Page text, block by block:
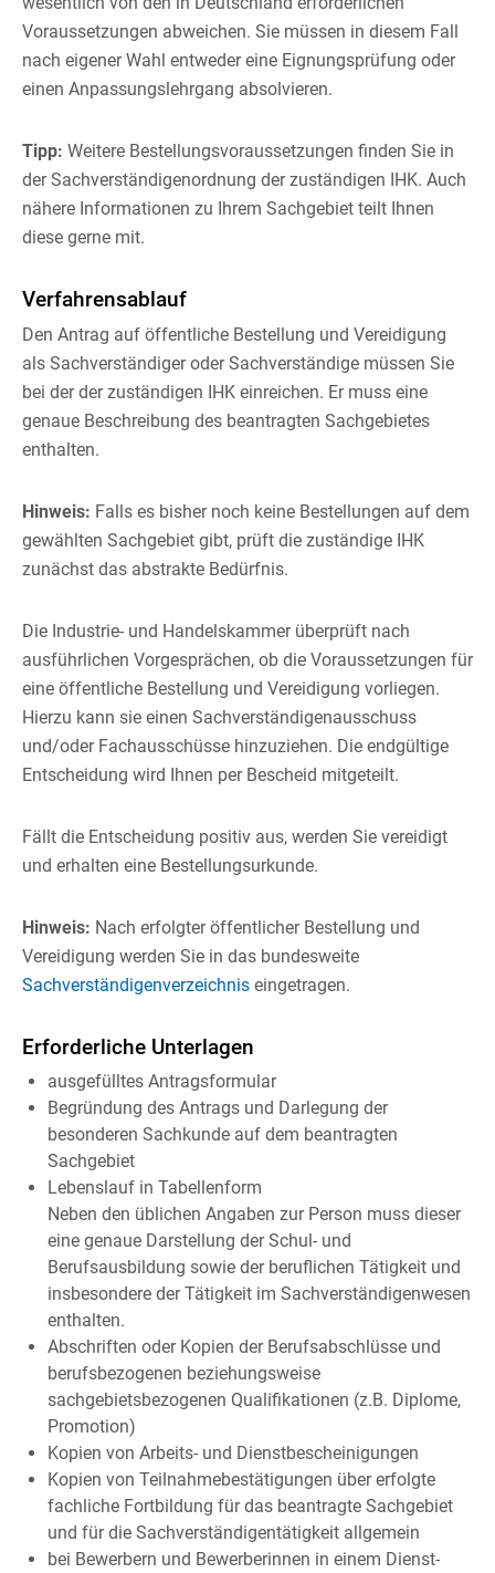
Voraussetzungen abweichen. Sie müssen in diesem Fall
nach eigener Wahl entweder eine Eignungsprüfung oder
einen Anpassungslehrgang absolvieren.
Tipp: Weitere Bestellungsvoraussetzungen finden Sie in
der Sachverständigenordnung der zuständigen IHK. Auch
nähere Informationen zu Ihrem Sachgebiet teilt Ihnen
diese gerne mit.
Verfahrensablauf
Den Antrag auf öffentliche Bestellung und Vereidigung
als Sachverständiger oder Sachverständige müssen Sie
bei der der zuständigen IHK einreichen. Er muss eine
genaue Beschreibung des beantragten Sachgebietes
enthalten.
Hinweis: Falls es bisher noch keine Bestellungen auf dem
gewählten Sachgebiet gibt, prüft die zuständige IHK
zunächst das abstrakte Bedürfnis.
Die Industrie- und Handelskammer überprüft nach
ausführlichen Vorgesprächen, ob die Voraussetzungen für
eine öffentliche Bestellung und Vereidigung vorliegen.
Hierzu kann sie einen Sachverständigenausschuss
und/oder Fachausschüsse hinzuziehen. Die endgültige
Entscheidung wird Ihnen per Bescheid mitgeteilt.
Fällt die Entscheidung positiv aus, werden Sie vereidigt
und erhalten eine Bestellungsurkunde.
Hinweis: Nach erfolgter öffentlicher Bestellung und
Vereidigung werden Sie in das bundesweite
Sachverständigenverzeichnis eingetragen.
Erforderliche Unterlagen
ausgefülltes Antragsformular
Begründung des Antrags und Darlegung der
besonderen Sachkunde auf dem beantragten
Sachgebiet
Lebenslauf in Tabellenform
Neben den üblichen Angaben zur Person muss dieser
eine genaue Darstellung der Schul- und
Berufsausbildung sowie der beruflichen Tätigkeit und
insbesondere der Tätigkeit im Sachverständigenwesen
enthalten.
Abschriften oder Kopien der Berufsabschlüsse und
berufsbezogenen beziehungsweise
sachgebietsbezogenen Qualifikationen (z.B. Diplome,
Promotion)
Kopien von Arbeits- und Dienstbescheinigungen
Kopien von Teilnahmebestätigungen über erfolgte
fachliche Fortbildung für das beantragte Sachgebiet
und für die Sachverständigentätigkeit allgemein
bei Bewerbern und Bewerberinnen in einem Dienst-